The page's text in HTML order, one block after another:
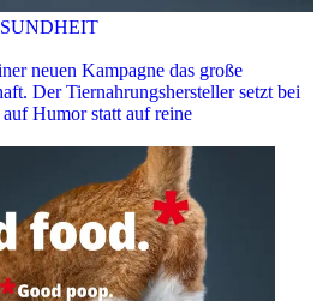
neuen Kampagne das große
Der Tiernahrungshersteller setzt bei
Humor statt auf reine